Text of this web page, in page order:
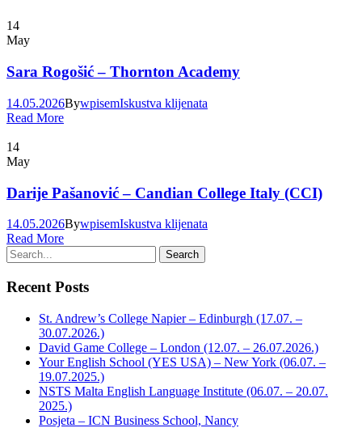
14
May
Sara Rogošić – Thornton Academy
14.05.2026BywpisemIskustva klijenata
Read More
14
May
Darije Pašanović – Candian College Italy (CCI)
14.05.2026BywpisemIskustva klijenata
Read More
Recent Posts
St. Andrew’s College Napier – Edinburgh (17.07. –
30.07.2026.)
David Game College – London (12.07. – 26.07.2026.)
Your English School (YES USA) – New York (06.07. –
19.07.2025.)
NSTS Malta English Language Institute (06.07. – 20.07.
2025.)
Posjeta – ICN Business School, Nancy